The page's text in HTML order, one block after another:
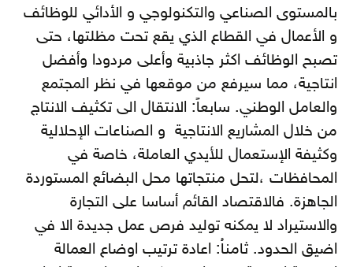
بالمستوى الصناعي والتكنولوجي و الأدائي للوظائف
و الأعمال في القطاع الذي يقع تحت مظلتها، حتى
تصبح الوظائف اكثر جاذبية وأعلى مردودا وأفضل
انتاجية، مما سيرفع من موقعها في نظر المجتمع
والعامل الوطني. سابعاً: الانتقال الى تكثيف الانتاج
من خلال المشاريع الانتاجية و الصناعات الإحلالية
وكثيفة الإستعمال للأيدي العاملة، خاصة في
المحافظات ،لتحل منتجاتها محل البضائع المستوردة
الجاهزة. فالاقتصاد القائم أساسا على التجارة
والاستيراد لا يمكنه توليد فرص عمل جديدة الا في
اضيق الحدود. ثامناُ: اعادة ترتيب اوضاع العمالة